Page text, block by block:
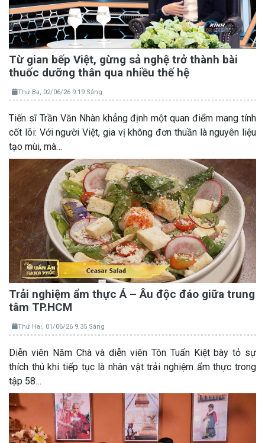
Từ gian bếp Việt, gừng sả nghệ trở thành bài
thuốc dưỡng thân qua nhiều thế hệ
Thứ Ba, 02/06/26 9:19 Sáng
Tiến sĩ Trần Văn Nhàn khẳng định một quan điểm mang tính
cốt lõi: Với người Việt, gia vị không đơn thuần là nguyên liệu
tạo mùi, mà…
Trải nghiệm ẩm thực Á – Âu độc đáo giữa trung
tâm TP.HCM
Thứ Hai, 01/06/26 9:35 Sáng
Diễn viên Năm Chà và diễn viên Tôn Tuấn Kiệt bày tỏ sự
thích thú khi tiếp tục là nhân vật trải nghiệm ẩm thực trong
tập 58…